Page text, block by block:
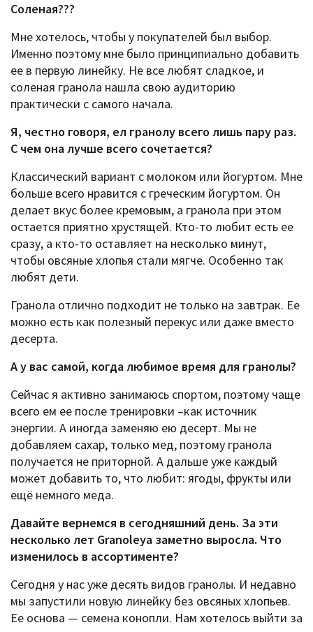
Соленая???
Мне хотелось, чтобы у покупателей был выбор.
Именно поэтому мне было принципиально добавить
ее в первую линейку. Не все любят сладкое, и
соленая гранола нашла свою аудиторию
практически с самого начала.
Я, честно говоря, ел гранолу всего лишь пару раз.
С чем она лучше всего сочетается?
Классический вариант с молоком или йогуртом. Мне
больше всего нравится с греческим йогуртом. Он
делает вкус более кремовым, а гранола при этом
остается приятно хрустящей. Кто-то любит есть ее
сразу, а кто-то оставляет на несколько минут,
чтобы овсяные хлопья стали мягче. Особенно так
любят дети.
Гранола отлично подходит не только на завтрак. Ее
можно есть как полезный перекус или даже вместо
десерта.
А у вас самой, когда любимое время для гранолы?
Сейчас я активно занимаюсь спортом, поэтому чаще
всего ем ее после тренировки –как источник
энергии. А иногда заменяю ею десерт. Мы не
добавляем сахар, только мед, поэтому гранола
получается не приторной. А дальше уже каждый
может добавить то, что любит: ягоды, фрукты или
ещё немного меда.
Давайте вернемся в сегодняшний день. За эти
несколько лет Granoleya заметно выросла. Что
изменилось в ассортименте?
Сегодня у нас уже десять видов гранолы. И недавно
мы запустили новую линейку без овсяных хлопьев.
Ее основа — семена конопли. Нам хотелось выйти за